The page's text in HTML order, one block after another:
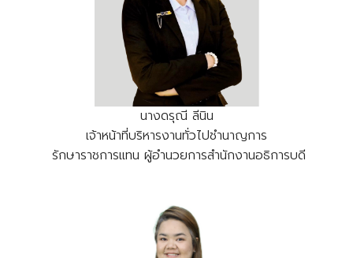
นางดรุณี ลีนิน
เจ้าหน้าที่บริหารงานทั่วไปชำนาญการ
รักษาราชการแทน ผู้อำนวยการสำนักงานอธิการบดี